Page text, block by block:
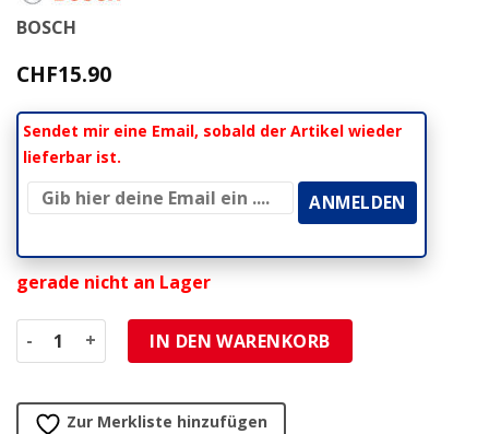
BOSCH
CHF15.90
Sendet mir eine Email, sobald der Artikel wieder
lieferbar ist.
gerade nicht an Lager
Zündkerze Bosch Platin WR3AP (NGK BR9HVX) für Kits 65-
IN DEN WARENKORB
Zur Merkliste hinzufügen